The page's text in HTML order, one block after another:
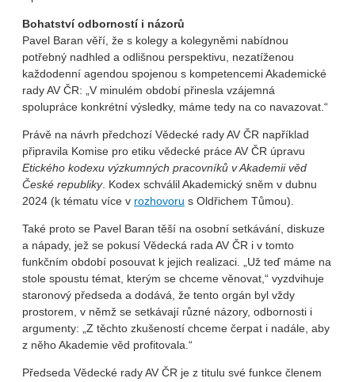
Bohatství odborností i názorů
Pavel Baran věří, že s kolegy a kolegyněmi nabídnou
potřebný nadhled a odlišnou perspektivu, nezatíženou
každodenní agendou spojenou s kompetencemi Akademické
rady AV ČR: „V minulém období přinesla vzájemná
spolupráce konkrétní výsledky, máme tedy na co navazovat.“
Právě na návrh předchozí Vědecké rady AV ČR například
připravila Komise pro etiku vědecké práce AV ČR úpravu
Etického kodexu výzkumných pracovníků v Akademii věd
České republiky. Kodex schválil Akademický sněm v dubnu
2024 (k tématu více v rozhovoru s Oldřichem Tůmou).
Také proto se Pavel Baran těší na osobní setkávání, diskuze
a nápady, jež se pokusí Vědecká rada AV ČR i v tomto
funkčním období posouvat k jejich realizaci. „Už teď máme na
stole spoustu témat, kterým se chceme věnovat,“ vyzdvihuje
staronový předseda a dodává, že tento orgán byl vždy
prostorem, v němž se setkávají různé názory, odbornosti i
argumenty: „Z těchto zkušeností chceme čerpat i nadále, aby
z něho Akademie věd profitovala.“
Předseda Vědecké rady AV ČR je z titulu své funkce členem